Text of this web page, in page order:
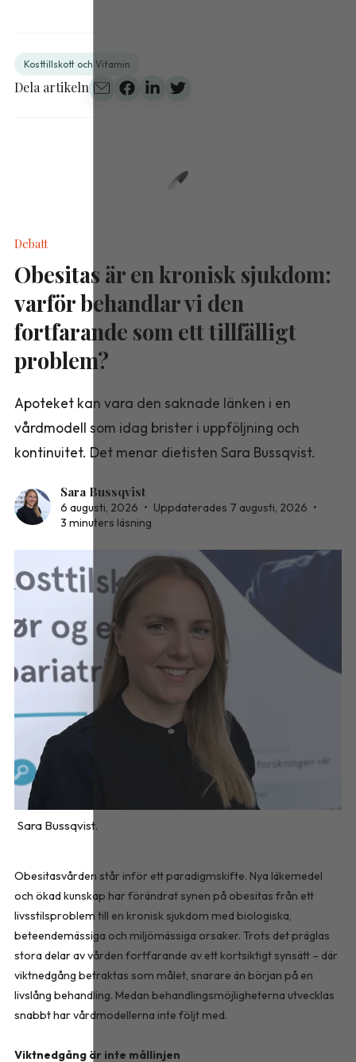
Kosttillskott och Vitamin
Dela artikeln
Debatt
Obesitas är en kronisk sjukdom:
varför behandlar vi den
fortfarande som ett tillfälligt
problem?
Apoteket kan vara den saknade länken i en
vårdmodell som idag brister i uppföljning och
kontinuitet. Det menar dietisten Sara Bussqvist.
Sara Bussqvist
6 augusti, 2026 • Uppdaterades 7 augusti, 2026 •
3 minuters läsning
Sara Bussqvist.
Obesitasvården står inför ett paradigmskifte. Nya läkemedel
och ökad kunskap har förändrat synen på obesitas från ett
livsstilsproblem till en kronisk sjukdom med biologiska,
beteendemässiga och miljömässiga orsaker. Trots det präglas
stora delar av vården fortfarande av ett kortsiktigt synsätt – där
viktnedgång betraktas som målet, snarare än början på en
livslång behandling. Medan behandlingsmöjligheterna utvecklas
snabbt har vårdmodellerna inte följt med.
Viktnedgång är inte mållinjen